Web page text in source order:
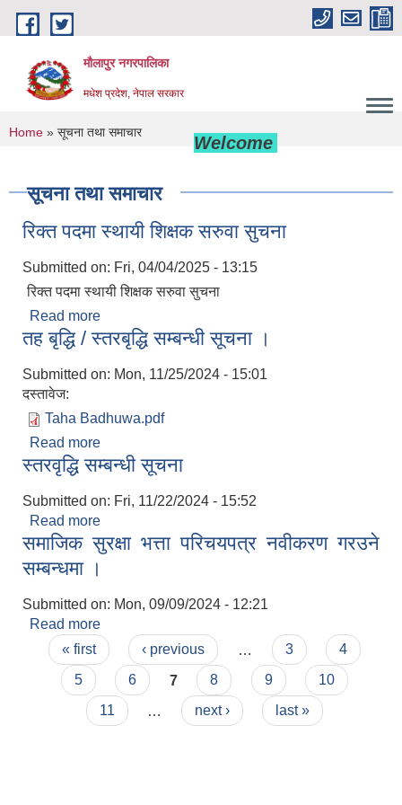
Skip to main content
मौलापुर नगरपालिका
मधेश प्रदेश, नेपाल सरकार
Welcome to Maulapur
You are here
Home » सूचना तथा समाचार
सूचना तथा समाचार
रिक्त पदमा स्थायी शिक्षक सरुवा सुचना
Submitted on: Fri, 04/04/2025 - 13:15
रिक्त पदमा स्थायी शिक्षक सरुवा सुचना
Read more
तह बृद्धि / स्तरबृद्धि सम्बन्धी सूचना ।
Submitted on: Mon, 11/25/2024 - 15:01
दस्तावेज:
Taha Badhuwa.pdf
Read more
स्तरवृद्धि सम्बन्धी सूचना
Submitted on: Fri, 11/22/2024 - 15:52
Read more
समाजिक सुरक्षा भत्ता परिचयपत्र नवीकरण गरउने
सम्बन्धमा ।
Submitted on: Mon, 09/09/2024 - 12:21
Read more
सम्बन्धमा ।
Pages
« first ‹ previous 3
4
5
6 7 8 9
10
11
next › last »